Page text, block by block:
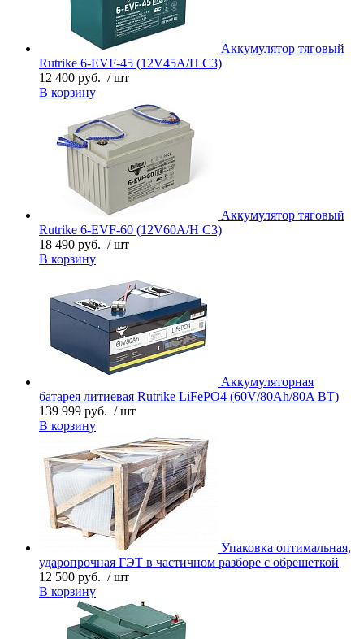
Аккумулятор тяговый
Rutrike 6-EVF-45 (12V45A/H C3)
12 400 руб. / шт
В корзину
Аккумулятор тяговый
Rutrike 6-EVF-60 (12V60A/H C3)
18 490 руб. / шт
В корзину
Аккумуляторная
батарея литиевая Rutrike LiFePO4 (60V/80Ah/80A BT)
139 999 руб. / шт
В корзину
Упаковка оптимальная,
ударопрочная ГЭТ в частичном разборе с обрешеткой
12 500 руб. / шт
В корзину